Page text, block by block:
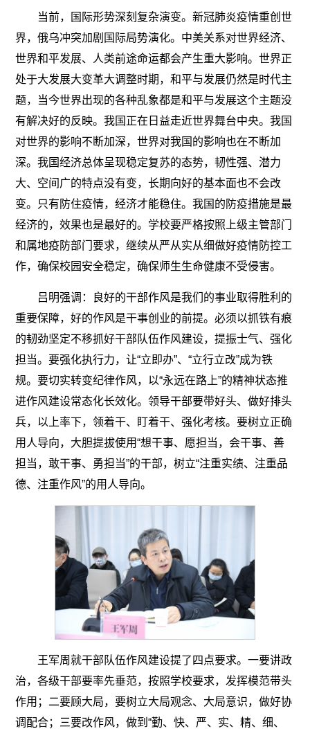
当前，国际形势深刻复杂演变。新冠肺炎疫情重创世
界，俄乌冲突加剧国际局势演化。中美关系对世界经济、
世界和平发展、人类前途命运都会产生重大影响。世界正
处于大发展大变革大调整时期，和平与发展仍然是时代主
题，当今世界出现的各种乱象都是和平与发展这个主题没
有解决好的反映。我国正在日益走近世界舞台中央。我国
对世界的影响不断加深，世界对我国的影响也在不断加
深。我国经济总体呈现稳定复苏的态势，韧性强、潜力
大、空间广的特点没有变，长期向好的基本面也不会改
变。只有防住疫情，经济才能稳住。我国的防疫措施是最
经济的，效果也是最好的。学校要严格按照上级主管部门
和属地疫防部门要求，继续从严从实从细做好疫情防控工
作，确保校园安全稳定，确保师生生命健康不受侵害。
吕明强调：良好的干部作风是我们的事业取得胜利的
重要保障，好的作风是干事创业的前提。必须以抓铁有痕
的韧劲坚定不移抓好干部队伍作风建设，提振士气、强化
担当。要强化执行力，让“立即办”、“立行立改”成为铁
规。要切实转变纪律作风，以“永远在路上”的精神状态推
进作风建设常态化长效化。领导干部要带好头、做好排头
兵，以上率下，领着干、盯着干、强化考核。要树立正确
用人导向，大胆提拔使用“想干事、愿担当，会干事、善
担当，敢干事、勇担当”的干部，树立“注重实绩、注重品
德、注重作风”的用人导向。
王军周就干部队伍作风建设提了四点要求。一要讲政
治，各级干部要率先垂范，按照学校要求，发挥模范带头
作用；二要顾大局，要树立大局观念、大局意识，做好协
调配合；三要改作风，做到“勤、快、严、实、精、细、